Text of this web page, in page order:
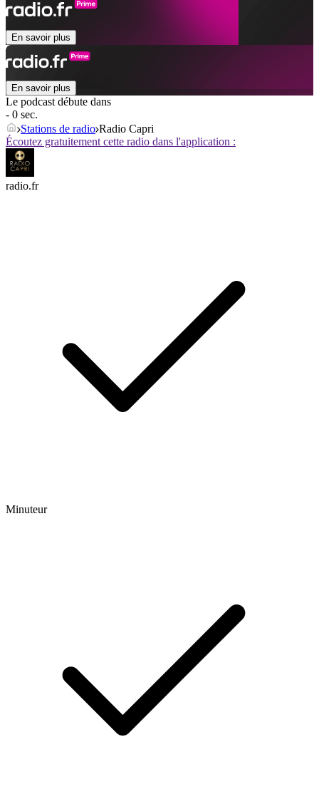
En savoir plus
En savoir plus
Le podcast débute dans
- 0 sec.
Stations de radio Radio Capri
Écoutez gratuitement cette radio dans l'application :
radio.fr
Minuteur